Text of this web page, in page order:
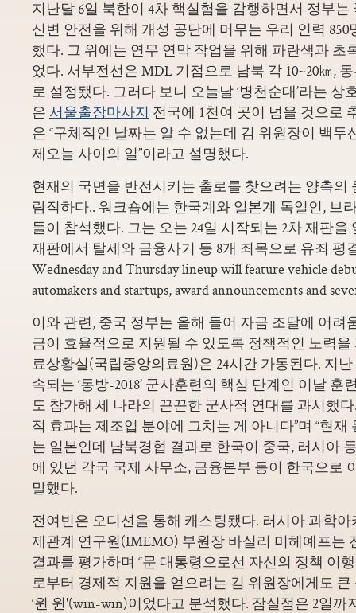
지난달 6일 북한이 4차 핵실험을 감행하면서 정부
신변 안전을 위해 개성 공단에 머무는 우리 인력 850
했다. 그 위에는 연무 연막 작업을 위해 파란색과 초
었다. 서부전선은 MDL 기점으로 남북 각 10~20㎞,
로 설정됐다. 그러다 보니 오늘날 ‘병천순대’라는 상
은 서울출장마사지 전국에 1천여 곳이 넘을 것으로
은 “구체적인 날짜는 알 수 없는데 김 위원장이 백두
제오늘 사이의 일”이라고 설명했다.
현재의 국면을 반전시키는 출로를 찾으려는 양측의
람직하다.. 워크숍에는 한국계와 일본계 독일인, 브
들이 참석했다. 그는 오는 24일 시작되는 2차 재판을
재판에서 탈세와 금융사기 등 8개 죄목으로 유죄 평
Wednesday and Thursday lineup will feature vehicle
automakers and startups, award announcements and
이와 관련, 중국 정부는 올해 들어 자금 조달에 어려
금이 효율적으로 지원될 수 있도록 정책적인 노력을
료상황실(국립중앙의료원)은 24시간 가동된다. 지난
속되는 ‘동방-2018’ 군사훈련의 핵심 단계인 이날
도 참가해 세 나라의 끈끈한 군사적 연대를 과시했
적 효과는 제조업 분야에 그치는 게 아니다”며 “현
는 일본인데 남북경협 결과로 한국이 중국, 러시아
에 있던 각국 국제 사무소, 금융본부 등이 한국으로
말했다.
전여빈은 오디션을 통해 캐스팅됐다. 러시아 과학
제관계 연구원(IMEMO) 부원장 바실리 미헤예프는
결과를 평가하며 “문 대통령으로선 자신의 정책 이
로부터 경제적 지원을 얻으려는 김 위원장에게도 큰
‘윈 윈'(win-win)이었다고 분석했다. 잠실점은 2일까